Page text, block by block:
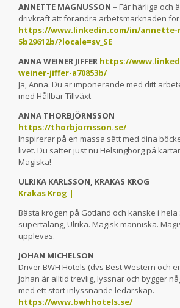
ANNETTE MAGNUSSON – Fär härliga och
drivkraft att förändra arbetsmarknaden för
https://www.linkedin.com/in/annette-
5b29612b/?locale=sv_SE
ANNA WEINER JIFFER https://
weiner-jiffer-a70853b/
Ja, Anna. Du är imponerande med ditt
med Hållbar Tillväxt
ANNA THORBJÖRNSSON
https://thorbjornsson.se/
Inspirerar på en massa sätt med dina
livet. Du sätter just nu Helsingborg på
Magiska!
ULRIKA KARLSSON, KRAKAS KROG
Krakas Krog |
Bästa krogen på Gotland och kanske i hela
supertalang, Ulrika. Magisk människa.
upplevas.
JOHAN MICHELSON
Driver BWH Hotels (dvs Best Western och
Johan är alltid trevlig, lyssnar och bygger
med ett stort inlyssnande ledarskap.
https://www.bwhhotels.se/